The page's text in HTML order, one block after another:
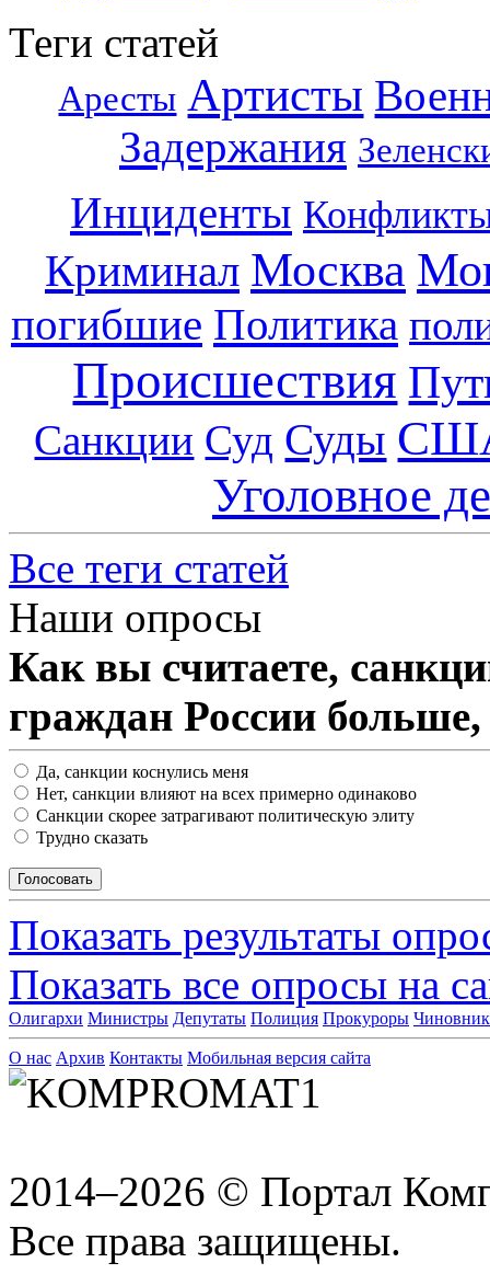
Теги статей
Аресты Артисты
Задержания
Инциденты
Криминал Москва
погибшие Политика
Происшествия
Санкции Суд Суды
Уголовное
Все теги статей
Наши опросы
Как вы считаете,
граждан России
Да, санкции коснулись меня
Нет, санкции влияют на всех примерно одинаково
Санкции скорее затрагивают политическую элиту
Трудно сказать
Показать результаты
Показать все опросы на
Олигархи Министры Депутаты Полиция Прокуроры
О нас Архив Контакты Мобильная версия сайта
2014–2026 © Портал
Все права защищены.